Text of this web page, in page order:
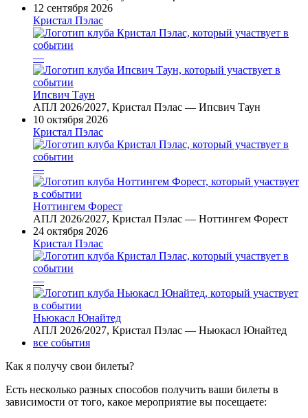
12 сентября 2026
Кристал Пэлас
—
Ипсвич Таун
АПЛ 2026/2027, Кристал Пэлас — Ипсвич Таун
10 октября 2026
Кристал Пэлас
—
Ноттингем Форест
АПЛ 2026/2027, Кристал Пэлас — Ноттингем Форест
24 октября 2026
Кристал Пэлас
—
Ньюкасл Юнайтед
АПЛ 2026/2027, Кристал Пэлас — Ньюкасл Юнайтед
все события
Как я получу свои билеты?
Есть несколько разных способов получить ваши билеты в
зависимости от того, какое мероприятие вы посещаете: